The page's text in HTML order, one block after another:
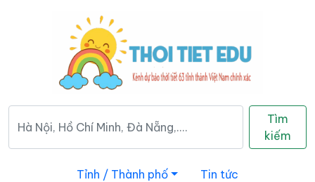
Tìm
kiếm
Tỉnh / Thành phố Tin tức